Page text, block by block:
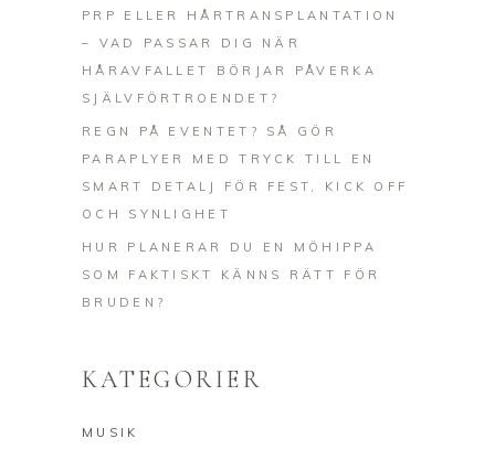
PRP ELLER HÅRTRANSPLANTATION
– VAD PASSAR DIG NÄR
HÅRAVFALLET BÖRJAR PÅVERKA
SJÄLVFÖRTROENDET?
REGN PÅ EVENTET? SÅ GÖR
PARAPLYER MED TRYCK TILL EN
SMART DETALJ FÖR FEST, KICK OFF
OCH SYNLIGHET
HUR PLANERAR DU EN MÖHIPPA
SOM FAKTISKT KÄNNS RÄTT FÖR
BRUDEN?
KATEGORIER
MUSIK